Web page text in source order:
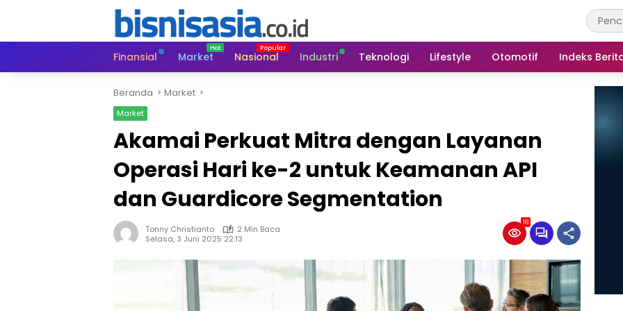
Finansial
Market Nasional Industri Teknologi Lifestyle Otomotif Indeks
Beranda Market
Market
Akamai Perkuat Mitra dengan Layanan
Operasi Hari ke-2 untuk Keamanan API
dan Guardicore Segmentation
Tonny Christianto
2 Min Baca
Selasa, 3 Juni 2025 22:13
18